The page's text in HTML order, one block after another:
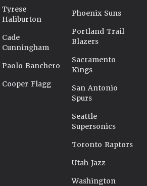
Tyrese
Haliburton
Cade
Cunningham
Paolo Banchero
Cooper Flagg
Phoenix Suns
Portland Trail
Blazers
Sacramento
Kings
San Antonio
Spurs
Seattle
Supersonics
Toronto Raptors
Utah Jazz
Washington